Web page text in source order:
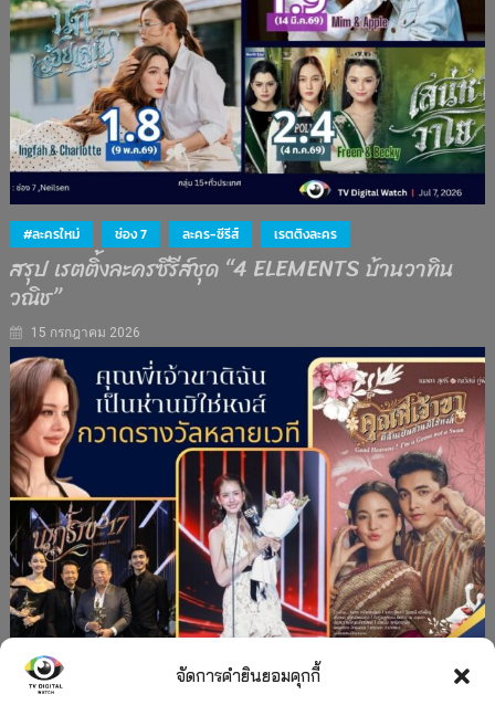
จัดการคำยินยอมคุกกี้
#ละครใหม่ ช่อง 7 ละคร-ซีรีส์ เรตติงละคร
สรุป เรตติ้งละครซีรีส์ชุด “4 ELEMENTS บ้านวาทิน
วณิช”
15 กรกฎาคม 2026